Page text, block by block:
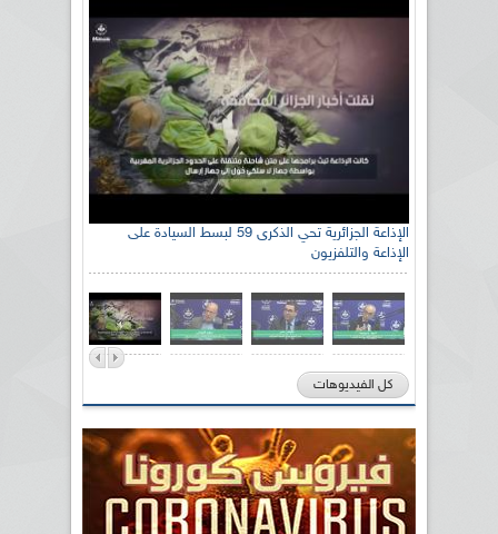
الإذاعة الجزائرية تحي الذكرى 59 لبسط السيادة على
الإذاعة والتلفزيون
كل الفيديوهات